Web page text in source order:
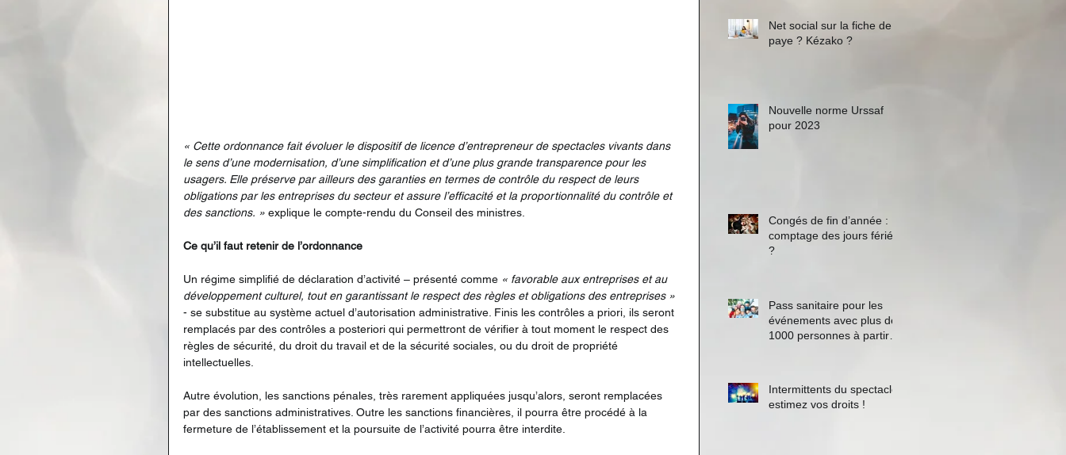
« Cette ordonnance fait évoluer le dispositif de licence d’entrepreneur de spectacles vivants dans
le sens d’une modernisation, d’une simplification et d’une plus grande transparence pour les
usagers. Elle préserve par ailleurs des garanties en termes de contrôle du respect de leurs
obligations par les entreprises du secteur et assure l’efficacité et la proportionnalité du contrôle et
des sanctions. » explique le compte-rendu du Conseil des ministres.
Ce qu’il faut retenir de l’ordonnance
Un régime simplifié de déclaration d’activité – présenté comme « favorable aux entreprises et au
développement culturel, tout en garantissant le respect des règles et obligations des entreprises »
- se substitue au système actuel d’autorisation administrative. Finis les contrôles a priori, ils seront
remplacés par des contrôles a posteriori qui permettront de vérifier à tout moment le respect des
règles de sécurité, du droit du travail et de la sécurité sociales, ou du droit de propriété
intellectuelles.
Autre évolution, les sanctions pénales, très rarement appliquées jusqu’alors, seront remplacées
par des sanctions administratives. Outre les sanctions financières, il pourra être procédé à la
fermeture de l’établissement et la poursuite de l’activité pourra être interdite.
Net social sur la fiche de
paye ? Kézako ?
Nouvelle norme Urssaf
pour 2023
Congés de fin d’année :
comptage des jours fériés
?
Pass sanitaire pour les
événements avec plus de
1000 personnes à partir
Intermittents du spectacle,
estimez vos droits !